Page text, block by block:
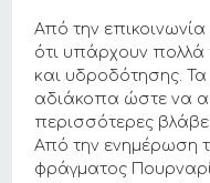
Από την
ότι υπάρχουν
και υδροδότησης. Τα
αδιάκοπα ώστε να
περισσότερες
Από την ενημέρωση
φράγματος